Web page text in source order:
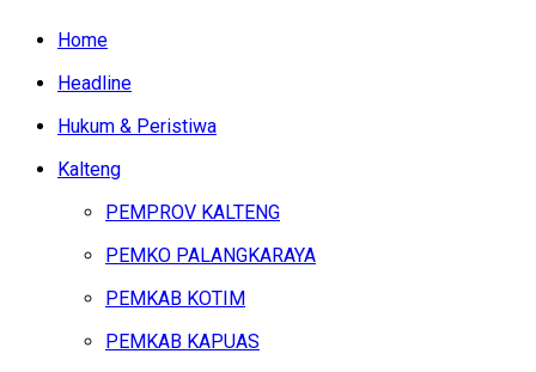
Home
Headline
Hukum & Peristiwa
Kalteng
PEMPROV KALTENG
PEMKO PALANGKARAYA
PEMKAB KOTIM
PEMKAB KAPUAS